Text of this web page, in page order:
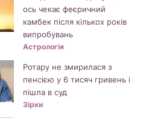
ось чекає феєричний
камбек після кількох років
випробувань
Астрологія
Ротару не змирилася з
пенсією у 6 тисяч гривень і
пішла в суд
Зірки